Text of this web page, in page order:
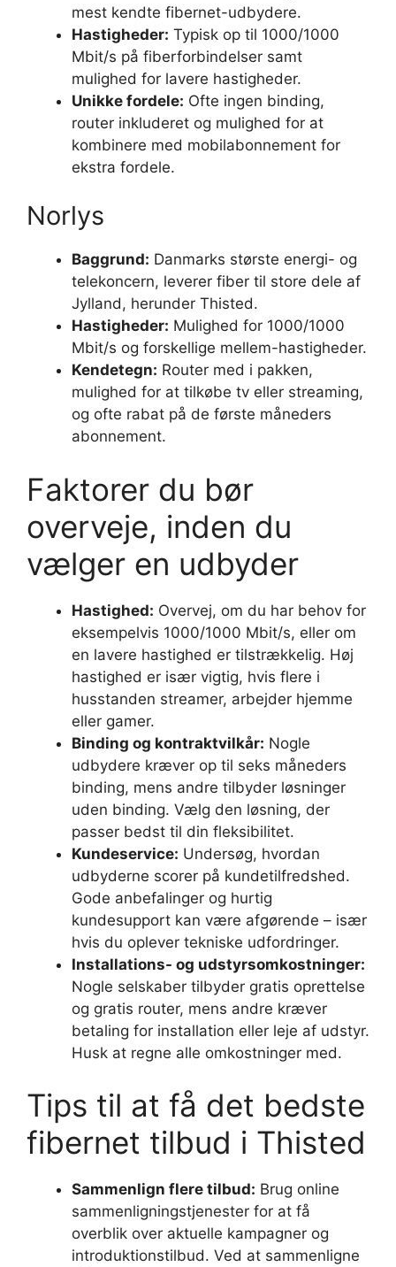
mest kendte fibernet-udbydere.
Hastigheder: Typisk op til 1000/1000
Mbit/s på fiberforbindelser samt
mulighed for lavere hastigheder.
Unikke fordele: Ofte ingen binding,
router inkluderet og mulighed for at
kombinere med mobilabonnement for
ekstra fordele.
Norlys
Baggrund: Danmarks største energi- og
telekoncern, leverer fiber til store dele af
Jylland, herunder Thisted.
Hastigheder: Mulighed for 1000/1000
Mbit/s og forskellige mellem-hastigheder.
Kendetegn: Router med i pakken,
mulighed for at tilkøbe tv eller streaming,
og ofte rabat på de første måneders
abonnement.
Faktorer du bør
overveje, inden du
vælger en udbyder
Hastighed: Overvej, om du har behov for
eksempelvis 1000/1000 Mbit/s, eller om
en lavere hastighed er tilstrækkelig. Høj
hastighed er især vigtig, hvis flere i
husstanden streamer, arbejder hjemme
eller gamer.
Binding og kontraktvilkår: Nogle
udbydere kræver op til seks måneders
binding, mens andre tilbyder løsninger
uden binding. Vælg den løsning, der
passer bedst til din fleksibilitet.
Kundeservice: Undersøg, hvordan
udbyderne scorer på kundetilfredshed.
Gode anbefalinger og hurtig
kundesupport kan være afgørende – især
hvis du oplever tekniske udfordringer.
Installations- og udstyrsomkostninger:
Nogle selskaber tilbyder gratis oprettelse
og gratis router, mens andre kræver
betaling for installation eller leje af udstyr.
Husk at regne alle omkostninger med.
Tips til at få det bedste
fibernet tilbud i Thisted
Sammenlign flere tilbud: Brug online
sammenligningstjenester for at få
overblik over aktuelle kampagner og
introduktionstilbud. Ved at sammenligne